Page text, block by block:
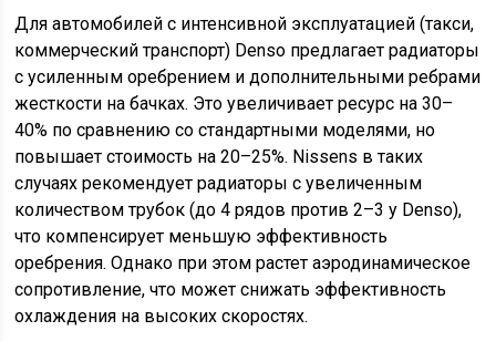
Для автомобилей с интенсивной эксплуатацией (такси,
коммерческий транспорт) Denso предлагает радиаторы
с усиленным оребрением и дополнительными ребрами
жесткости на бачках. Это увеличивает ресурс на 30–
40% по сравнению со стандартными моделями, но
повышает стоимость на 20–25%. Nissens в таких
случаях рекомендует радиаторы с увеличенным
количеством трубок (до 4 рядов против 2–3 у Denso),
что компенсирует меньшую эффективность
оребрения. Однако при этом растет аэродинамическое
сопротивление, что может снижать эффективность
охлаждения на высоких скоростях.